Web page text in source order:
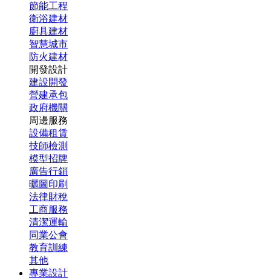
節能工程
衛浴建材
廚具建材
智慧城市
防火建材
開發設計
建設開發
營建承包
政府機關
周邊服務
設備租賃
技師檢測
模型招牌
廣告行銷
曬圖印刷
法律財稅
工商服務
清潔運輸
同業公會
教育訓練
其他
專業設計